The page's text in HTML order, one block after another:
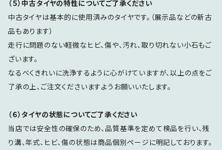
（５）中古タイヤの特性についてご了承ください
中古タイヤは基本的に使用済みのタイヤです。（展示品などの新古
品もあります）
走行に問題のない軽微なヒビ、傷や、汚れ、取り切れない小石もご
ざいます。
なるべくきれいに洗浄するように心がけていますが、以上の点をご
了承の上、ご注文くださいますようお願いいたします。
（６）タイヤの状態についてご了承ください
当店では安全性の確保のため、品質基準を定めて検品を行い、残
り溝、年式、ヒビ、傷の状態は商品個別ページに明記しております。